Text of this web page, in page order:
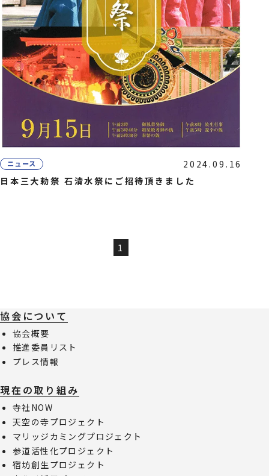
ニュース
2024.09.16
日本三大勅祭 石清水祭にご招待頂きました
1
協会について
協会概要
推進委員リスト
プレス情報
現在の取り組み
寺社NOW
天空の寺プロジェクト
マリッジカミングプロジェクト
参道活性化プロジェクト
宿坊創生プロジェクト